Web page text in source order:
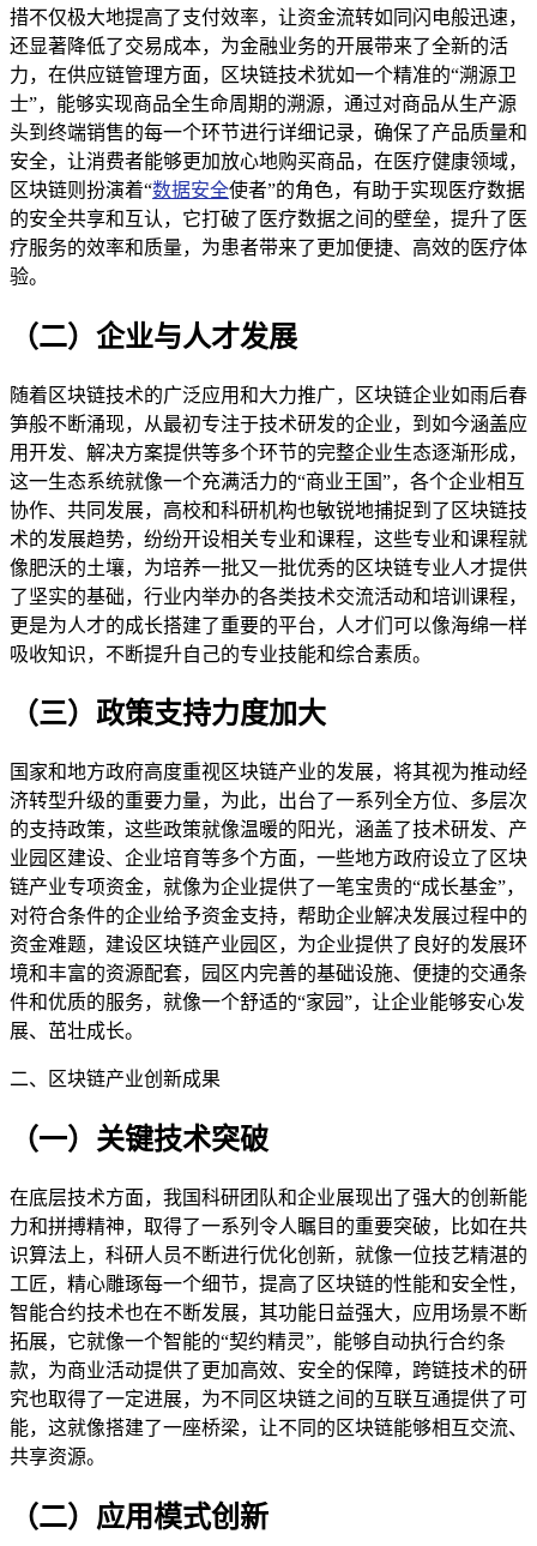
措不仅极大地提高了支付效率，让资金流转如同闪电般迅速，
还显著降低了交易成本，为金融业务的开展带来了全新的活
力，在供应链管理方面，区块链技术犹如一个精准的“溯源卫
士”，能够实现商品全生命周期的溯源，通过对商品从生产源
头到终端销售的每一个环节进行详细记录，确保了产品质量和
安全，让消费者能够更加放心地购买商品，在医疗健康领域，
区块链则扮演着“数据安全使者”的角色，有助于实现医疗数据
的安全共享和互认，它打破了医疗数据之间的壁垒，提升了医
疗服务的效率和质量，为患者带来了更加便捷、高效的医疗体
验。
（二）企业与人才发展
随着区块链技术的广泛应用和大力推广，区块链企业如雨后春
笋般不断涌现，从最初专注于技术研发的企业，到如今涵盖应
用开发、解决方案提供等多个环节的完整企业生态逐渐形成，
这一生态系统就像一个充满活力的“商业王国”，各个企业相互
协作、共同发展，高校和科研机构也敏锐地捕捉到了区块链技
术的发展趋势，纷纷开设相关专业和课程，这些专业和课程就
像肥沃的土壤，为培养一批又一批优秀的区块链专业人才提供
了坚实的基础，行业内举办的各类技术交流活动和培训课程，
更是为人才的成长搭建了重要的平台，人才们可以像海绵一样
吸收知识，不断提升自己的专业技能和综合素质。
（三）政策支持力度加大
国家和地方政府高度重视区块链产业的发展，将其视为推动经
济转型升级的重要力量，为此，出台了一系列全方位、多层次
的支持政策，这些政策就像温暖的阳光，涵盖了技术研发、产
业园区建设、企业培育等多个方面，一些地方政府设立了区块
链产业专项资金，就像为企业提供了一笔宝贵的“成长基金”，
对符合条件的企业给予资金支持，帮助企业解决发展过程中的
资金难题，建设区块链产业园区，为企业提供了良好的发展环
境和丰富的资源配套，园区内完善的基础设施、便捷的交通条
件和优质的服务，就像一个舒适的“家园”，让企业能够安心发
展、茁壮成长。
二、区块链产业创新成果
（一）关键技术突破
在底层技术方面，我国科研团队和企业展现出了强大的创新能
力和拼搏精神，取得了一系列令人瞩目的重要突破，比如在共
识算法上，科研人员不断进行优化创新，就像一位技艺精湛的
工匠，精心雕琢每一个细节，提高了区块链的性能和安全性，
智能合约技术也在不断发展，其功能日益强大，应用场景不断
拓展，它就像一个智能的“契约精灵”，能够自动执行合约条
款，为商业活动提供了更加高效、安全的保障，跨链技术的研
究也取得了一定进展，为不同区块链之间的互联互通提供了可
能，这就像搭建了一座桥梁，让不同的区块链能够相互交流、
共享资源。
（二）应用模式创新